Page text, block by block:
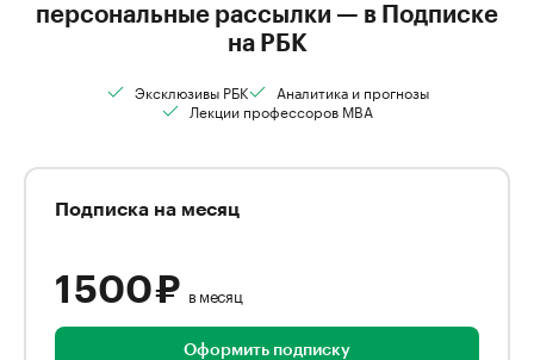
персональные рассылки — в Подписке
на РБК
Эксклюзивы РБК
Аналитика и прогнозы
Лекции профессоров MBA
Подписка на месяц
1 500 ₽ в месяц
Оформить подписку